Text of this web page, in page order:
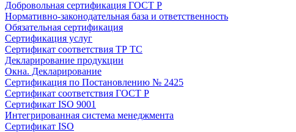
Добровольная сертификация ГОСТ Р
Нормативно-законодательная база и ответственность
Обязательная сертификация
Сертификация услуг
Сертификат соответствия ТР ТС
Декларирование продукции
Окна. Декларирование
Сертификация по Постановлению № 2425
Сертификат соответствия ГОСТ Р
Сертификат ISO 9001
Интегрированная система менеджмента
Сертификат ISO